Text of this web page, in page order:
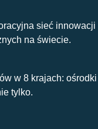
sieć innowacji
na świecie.
w 8 krajach: ośrodki
tylko.